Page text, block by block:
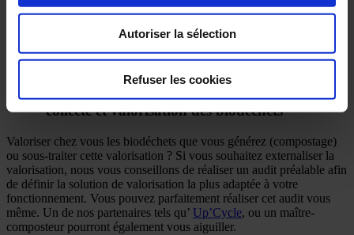
Autoriser la sélection
Refuser les cookies
Si vous souhaitez valoriser vous-même vos biodéchets en compost
sans investir dans du matériel coûteux, c’est tout à fait possible.
Entourez-vous d’un d’un maître-composteur proche de chez vous.
Gardez bien en tête les conditions d’installation et le coût de main
d’œuvre pour gérer ce projet.
En sélectionnant des prestataires spécialisés en
“collecte et valorisation des biodéchets”
Valoriser chez vous les biodéchets que vous générez (compostage)
ou sous-traiter cette valorisation ? Si vous souhaitez externaliser la
valorisation, nous vous conseillons de réaliser un audit préalable afin
de définir la solution de valorisation la plus adaptée à votre
fonctionnement. Vous pouvez parfaitement réaliser cet audit vous
même. Un de nos partenaires tels qu’ Up’Cycle, ou un maître-
composteur pourront également vous aiguiller.